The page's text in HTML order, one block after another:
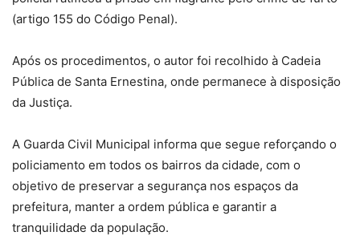
(artigo 155 do Código Penal).
Após os procedimentos, o autor foi recolhido à Cadeia
Pública de Santa Ernestina, onde permanece à disposição
da Justiça.
A Guarda Civil Municipal informa que segue reforçando o
policiamento em todos os bairros da cidade, com o
objetivo de preservar a segurança nos espaços da
prefeitura, manter a ordem pública e garantir a
tranquilidade da população.